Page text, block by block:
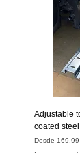
Adjustable
coated
Desde
Precio de